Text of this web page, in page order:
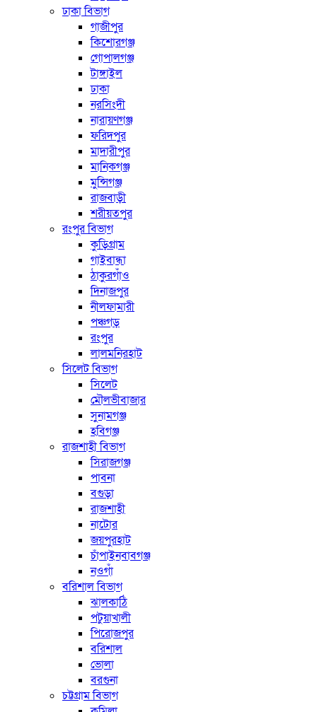
ঢাকা বিভাগ
গাজীপুর
কিশোরগঞ্জ
গোপালগঞ্জ
টাঙ্গাইল
ঢাকা
নরসিংদী
নারায়ণগঞ্জ
ফরিদপুর
মাদারীপুর
মানিকগঞ্জ
মুন্সিগঞ্জ
রাজবাড়ী
শরীয়তপুর
রংপুর বিভাগ
কুড়িগ্রাম
গাইবান্ধা
ঠাকুরগাঁও
দিনাজপুর
নীলফামারী
পঞ্চগড়
রংপুর
লালমনিরহাট
সিলেট বিভাগ
সিলেট
মৌলভীবাজার
সুনামগঞ্জ
হবিগঞ্জ
রাজশাহী বিভাগ
সিরাজগঞ্জ
পাবনা
বগুড়া
রাজশাহী
নাটোর
জয়পুরহাট
চাঁপাইনবাবগঞ্জ
নওগাঁ
বরিশাল বিভাগ
ঝালকাঠি
পটুয়াখালী
পিরোজপুর
বরিশাল
ভোলা
বরগুনা
চট্টগ্রাম বিভাগ